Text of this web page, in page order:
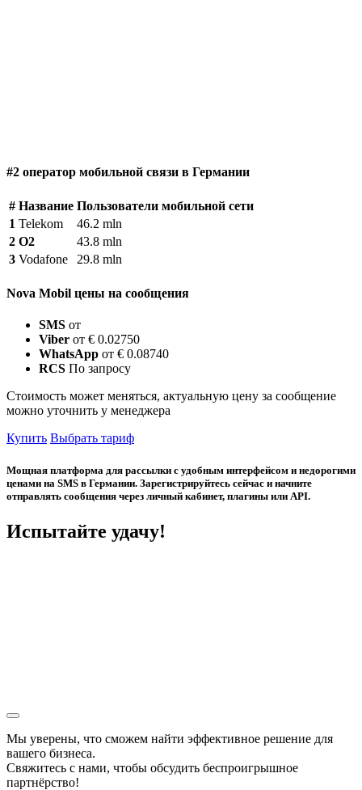
#2 оператор мобильной связи в Германии
# Название Пользователи мобильной сети
1 Telekom
46.2 mln
2 O2
43.8 mln
3 Vodafone 29.8 mln
Nova Mobil цены на сообщения
SMS от
Viber от € 0.02750
WhatsApp от € 0.08740
RCS По запросу
Стоимость может меняться, актуальную цену за сообщение
можно уточнить у менеджера
Купить Выбрать тариф
Мощная платформа для рассылки с удобным интерфейсом и недорогими
ценами на SMS в Германии. Зарегистрируйтесь сейчас и начните
отправлять сообщения через личный кабинет, плагины или API.
Испытайте удачу!
Мы уверены, что сможем найти эффективное решение для
вашего бизнеса.
Свяжитесь с нами, чтобы обсудить беспроигрышное
партнёрство!